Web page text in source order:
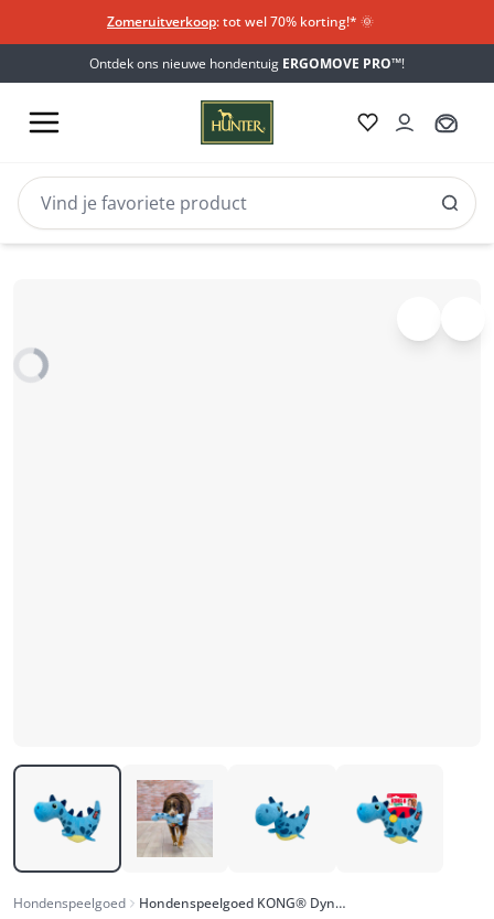
Zomeruitverkoop: tot wel 70% korting!*​ 🌞
Ontdek ons nieuwe hondentuig ERGOMOVE PRO™!
Hondenspeelgoed Hondenspeelgoed KONG® Dynos™ Roars